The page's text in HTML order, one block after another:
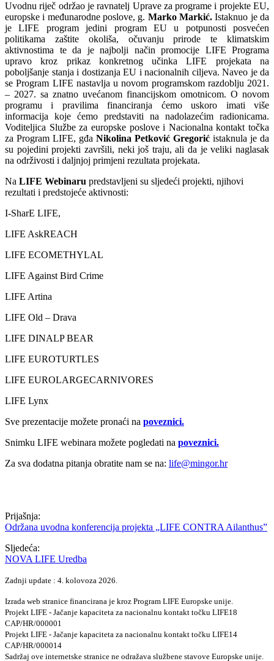
Uvodnu riječ održao je ravnatelj Uprave za programe i projekte EU,
europske i međunarodne poslove, g. Marko Markić. Istaknuo je da
je LIFE program jedini program EU u potpunosti posvećen
politikama zaštite okoliša, očuvanju prirode te klimatskim
aktivnostima te da je najbolji način promocije LIFE Programa
upravo kroz prikaz konkretnog učinka LIFE projekata na
poboljšanje stanja i dostizanja EU i nacionalnih ciljeva. Naveo je da
se Program LIFE nastavlja u novom programskom razdoblju 2021.
– 2027. sa znatno uvećanom financijskom omotnicom. O novom
programu i pravilima financiranja ćemo uskoro imati više
informacija koje ćemo predstaviti na nadolazećim radionicama.
Voditeljica Službe za europske poslove i Nacionalna kontakt točka
za Program LIFE, gđa Nikolina Petković Gregorić istaknula je da
su pojedini projekti završili, neki još traju, ali da je veliki naglasak
na održivosti i daljnjoj primjeni rezultata projekata.
Na LIFE Webinaru predstavljeni su sljedeći projekti, njihovi
rezultati i predstojeće aktivnosti:
I-SharE LIFE,
LIFE AskREACH
LIFE ECOMETHYLAL
LIFE Against Bird Crime
LIFE Artina
LIFE Old – Drava
LIFE DINALP BEAR
LIFE EUROTURTLES
LIFE EUROLARGECARNIVORES
LIFE Lynx
Sve prezentacije možete pronaći na poveznici.
Snimku LIFE webinara možete pogledati na poveznici.
Za sva dodatna pitanja obratite nam se na: life@mingor.hr
Prijašnja:
Održana uvodna konferencija projekta „LIFE CONTRA Ailanthus”
Sljedeća:
NOVA LIFE Uredba
Zadnji update : 4. kolovoza 2026.
Izrada web stranice financirana je kroz Program LIFE Europske unije.
Projekt LIFE - Jačanje kapaciteta za nacionalnu kontakt točku LIFE18
CAP/HR/000001
Projekt LIFE - Jačanje kapaciteta za nacionalnu kontakt točku LIFE14
CAP/HR/000014
Sadržaj ove internetske stranice ne odražava službene stavove Europske unije.